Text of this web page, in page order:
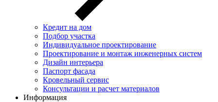
Кредит на дом
Подбор участка
Индивидуальное проектирование
Проектирование и монтаж инженерных систем
Дизайн интерьера
Паспорт фасада
Кровельный сервис
Консультации и расчет материалов
Информация